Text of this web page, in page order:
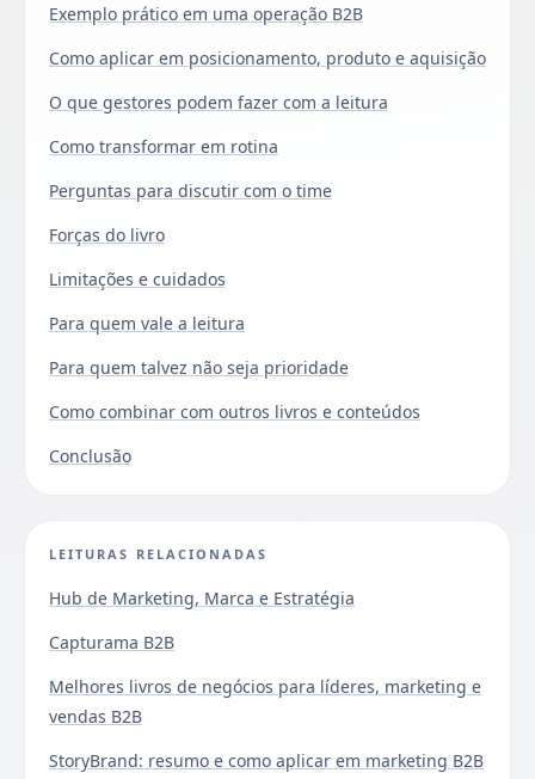
Exemplo prático em uma operação B2B
Como aplicar em posicionamento, produto e aquisição
O que gestores podem fazer com a leitura
Como transformar em rotina
Perguntas para discutir com o time
Forças do livro
Limitações e cuidados
Para quem vale a leitura
Para quem talvez não seja prioridade
Como combinar com outros livros e conteúdos
Conclusão
LEITURAS RELACIONADAS
Hub de Marketing, Marca e Estratégia
Capturama B2B
Melhores livros de negócios para líderes, marketing e
vendas B2B
StoryBrand: resumo e como aplicar em marketing B2B